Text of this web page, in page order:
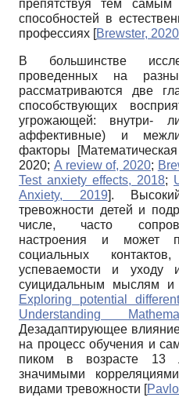
препятствуя тем
способностей в
профессиях [Brewster, 2020
В большинстве
проведенных на
рассматриваются две
способствующих
угрожающей: внутри-
аффективные) и
факторы [
2020; A review of, 2020;
Test anxiety effects, 2018;
Anxiety, 2019].
тревожности детей и
числе, часто
настроения и может
социальных
успеваемости и уходу
суицидальным мыслям и
Exploring potential
Understanding
Дезадаптирующее
на процесс обучения и
пиком в возрасте 13
значимыми
видами тревожности [